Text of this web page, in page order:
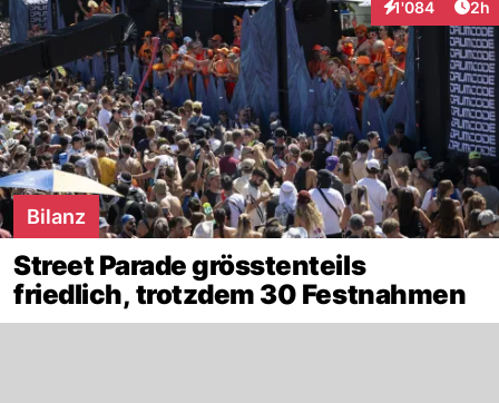
1'084
Interaktionen2h
Bilanz
Street Parade grösstenteils
friedlich, trotzdem 30 Festnahmen